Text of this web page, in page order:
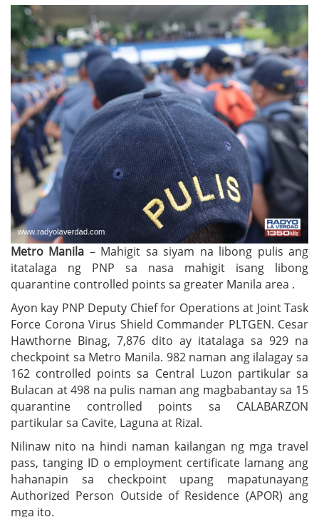
Metro Manila – Mahigit sa siyam na libong pulis ang
itatalaga ng PNP sa nasa mahigit isang libong
quarantine controlled points sa greater Manila area .
Ayon kay PNP Deputy Chief for Operations at Joint Task
Force Corona Virus Shield Commander PLTGEN. Cesar
Hawthorne Binag, 7,876 dito ay itatalaga sa 929 na
checkpoint sa Metro Manila. 982 naman ang ilalagay sa
162 controlled points sa Central Luzon partikular sa
Bulacan at 498 na pulis naman ang magbabantay sa 15
quarantine controlled points sa CALABARZON
partikular sa Cavite, Laguna at Rizal.
Nilinaw nito na hindi naman kailangan ng mga travel
pass, tanging ID o employment certificate lamang ang
hahanapin sa checkpoint upang mapatunayang
Authorized Person Outside of Residence (APOR) ang
mga ito.